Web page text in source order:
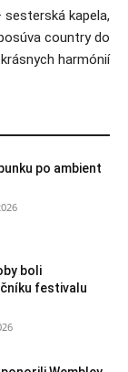
sesterská kapela,
country do
krásnych harmónií
po ambient
boli
festivalu